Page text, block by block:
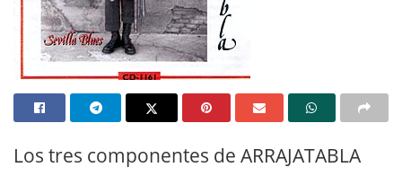
Los tres componentes de ARRAJATABLA